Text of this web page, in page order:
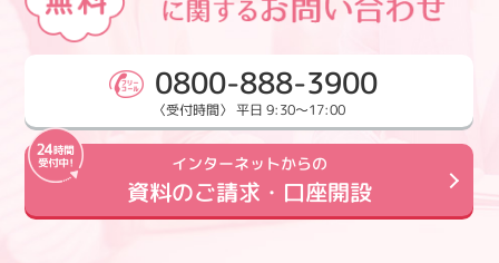
0800-888-3900
〈受付時間〉 平日 9:30～17:00
インターネットからの
資料のご請求・口座開設